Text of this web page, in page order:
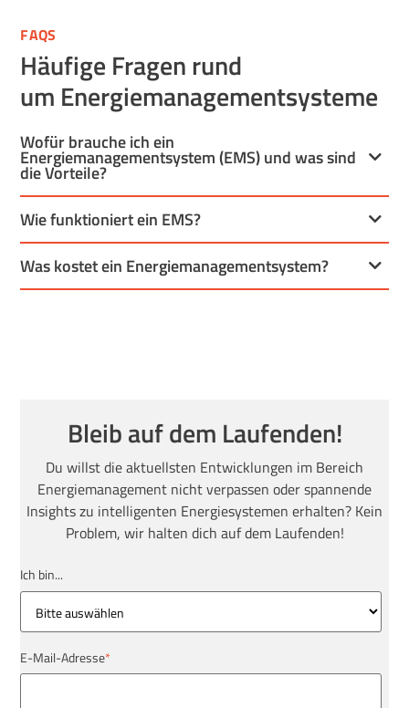
FAQS
Häufige Fragen rund
um Energiemanagementsysteme
Wofür brauche ich ein
Energiemanagementsystem (EMS) und was sind
die Vorteile?
Wie funktioniert ein EMS?
Was kostet ein Energiemanagementsystem?
Bleib auf dem Laufenden!
Du willst die aktuellsten Entwicklungen im Bereich
Energiemanagement nicht verpassen oder spannende
Insights zu intelligenten Energiesystemen erhalten? Kein
Problem, wir halten dich auf dem Laufenden!
Ich bin...
E-Mail-Adresse*